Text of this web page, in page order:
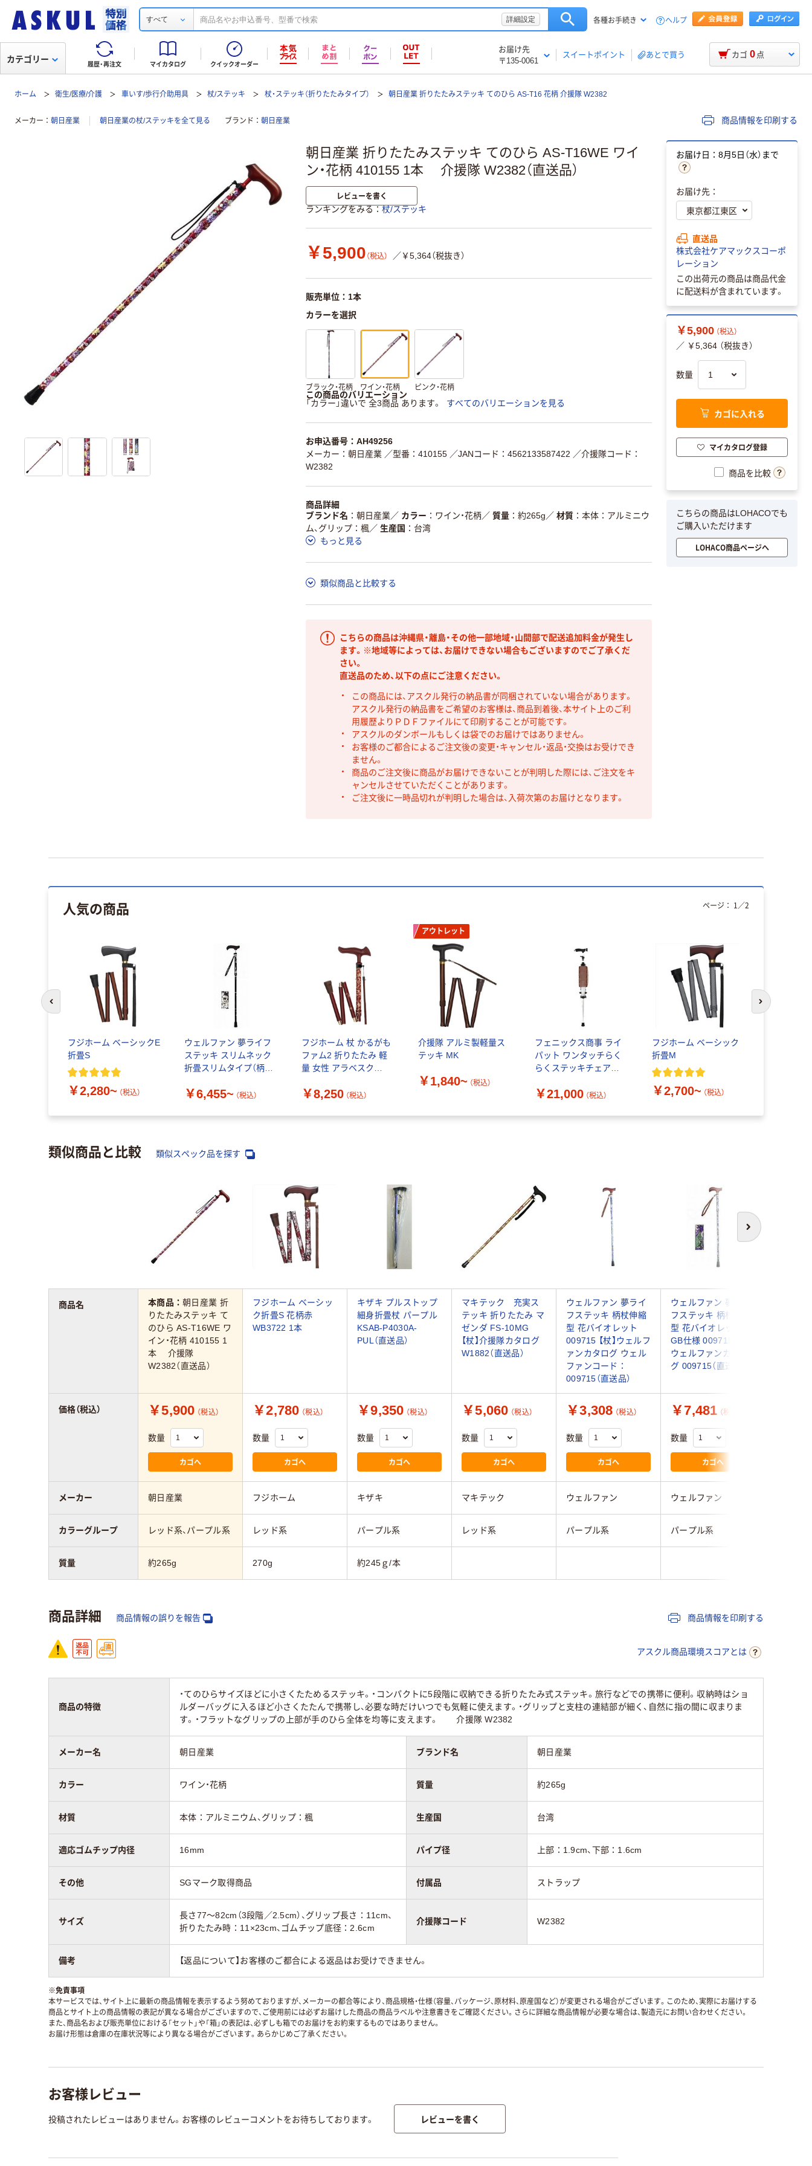
すべて 詳細設定 各種お手続き ヘルプ
履歴・再注文 マイカタログ クイックオーダー
お届け先
〒135-0061
スイートポイント あとで買う
カテゴリー カゴ 0 点
ホーム 衛生/医療/介護 車いす/歩行介助用具 杖/ステッキ 杖・ステッキ（折りたたみタイプ） 朝日産業 折りたたみステッキ てのひら AS-T16 花柄 介援隊 W2382
メーカー 朝日産業 朝日産業の杖/ステッキを全て見る ブランド 朝日産業 商品情報を印刷する
朝日産業 折りたたみステッキ てのひら AS-T16WE ワイ
ン・花柄 410155 1本 介援隊 W2382（直送品）
レビューを書く
ランキングをみる 杖/ステッキ
￥5,900 （税込） ／￥5,364（税抜き）
販売単位：1本
カラーを選択
ブラック・花柄 ワイン・花柄 ピンク・花柄
この商品のバリエーション
「カラー」違いで 全3商品 あります。
すべてのバリエーションを見る
お申込番号：AH49256
メーカー：朝日産業 ／型番：410155 ／JANコード：4562133587422 ／介援隊コード：
W2382
商品詳細
ブランド名
朝日産業 ／ カラー ワイン・花柄／ 質量 約265g ／ 材質
本体：アルミニウ
ム、グリップ：楓／ 生産国
台湾
もっと見る
類似商品と比較する
こちらの商品は沖縄県・離島・その他一部地域・山間部で配送追加料金が発生し
ます。※地域等によっては、お届けできない場合もございますのでご了承くだ
さい。
直送品のため、以下の点にご注意ください。
この商品には、アスクル発行の納品書が同梱されていない場合があります。
アスクル発行の納品書をご希望のお客様は、商品到着後、本サイト上のご利
用履歴よりＰＤＦファイルにて印刷することが可能です。
アスクルのダンボールもしくは袋でのお届けではありません。
お客様のご都合によるご注文後の変更・キャンセル・返品・交換はお受けでき
ません。
商品のご注文後に商品がお届けできないことが判明した際には、ご注文をキ
ャンセルさせていただくことがあります。
ご注文後に一時品切れが判明した場合は、入荷次第のお届けとなります。
お届け日：8月5日（水）まで
お届け先：
直送品
株式会社ケアマックスコーポ
レーション
この出荷元の商品は商品代金
に配送料が含まれています。
￥5,900 （税込）
／ ￥5,364 （税抜き）
数量
カゴに入れる
マイカタログ登録
商品を比較
こちらの商品はLOHACOでも
ご購入いただけます
LOHACO商品ページへ
人気の商品
フジホーム ベーシックE
折畳S
￥2,280~ （税込）
ウェルファン 夢ライフ
ステッキ スリムネック
折畳スリムタイプ（柄）
009735
￥6,455~ （税込）
フジホーム 杖 かるがも
ファム2 折りたたみ 軽
量 女性 アラベスク
￥8,250 （税込）
アウトレット
介援隊 アルミ製軽量ス
テッキ MK
￥1,840~ （税込）
フェニックス商事 ライ
パット ワンタッチらく
らくステッキチェア
（直送品）
￥21,000 （税込）
フジホーム ベーシック
折畳M
￥2,700~ （税込）
ページ： 1 ／2
前のスライドへ 次のスライド
類似商品と比較 類似スペック品を探す
次へ
本商品：朝日産業 折
りたたみステッキ て
のひら AS-T16WE ワ
イン・花柄 410155 1
本 介援隊
W2382（直送品）
フジホーム ベーシッ
ク折畳S 花柄赤
WB3722 1本
キザキ プルストップ
細身折畳杖 パープル
KSAB-P4030A-
PUL（直送品）
マキテック 充実ス
テッキ 折りたたみ マ
ゼンダ FS-10MG
【杖】介援隊カタログ
W1882（直送品）
ウェルファン 夢ライ
フステッキ 柄杖伸縮
型 花バイオレット
009715 【杖】ウェルフ
ァンカタログ ウェル
ファンコード：
009715（直送品）
ウェルファン 夢ライ
フステッキ 柄杖伸縮
型 花バイオレット
GB仕様 009715 【杖】
ウェルファンカタロ
グ 009715（直送品）
￥5,900 （税込）
数量
カゴへ
￥2,780 （税込）
数量
カゴへ
￥9,350 （税込）
数量
カゴへ
￥5,060 （税込）
数量
カゴへ
￥3,308 （税込）
数量
カゴへ
￥7,481 （税込）
数量
カゴへ
朝日産業 フジホーム キザキ マキテック ウェルファン ウェルファン
レッド系、パープル系 レッド系 パープル系 レッド系 パープル系 パープル系
約265g 270g 約245ｇ/本
商品名
価格（税込）
メーカー
カラーグループ
質量
商品詳細 商品情報の誤りを報告 商品情報を印刷する
アスクル商品環境スコアとは
商品の特徴
・てのひらサイズほどに小さくたためるステッキ。・コンパクトに5段階に収納できる折りたたみ式ステッキ。旅行などでの携帯に便利。収納時はショ
ルダーバッグに入るほど小さくたたんで携帯し、必要な時だけいつでも気軽に使えます。・グリップと支柱の連結部が細く、自然に指の間に収まりま
す。・フラットなグリップの上部が手のひら全体を均等に支えます。 介援隊 W2382
メーカー名 朝日産業 ブランド名 朝日産業
カラー ワイン・花柄 質量 約265g
材質 本体：アルミニウム、グリップ：楓 生産国 台湾
適応ゴムチップ内径 16mm パイプ径 上部：1.9cm、下部：1.6cm
その他 SGマーク取得商品 付属品 ストラップ
サイズ
長さ77～82cm（3段階／2.5cm）、グリップ長さ：11cm、
折りたたみ時：11×23cm、ゴムチップ底径：2.6cm
介援隊コード W2382
備考 【返品について】お客様のご都合による返品はお受けできません。
※免責事項
本サービスでは、サイト上に最新の商品情報を表示するよう努めておりますが、メーカーの都合等により、商品規格・仕様（容量、パッケージ、原材料、原産国など）が変更される場合がございます。このため、実際にお届けする
商品とサイト上の商品情報の表記が異なる場合がございますので、ご使用前には必ずお届けした商品の商品ラベルや注意書きをご確認ください。さらに詳細な商品情報が必要な場合は、製造元にお問い合わせください。
また、商品名および販売単位における「セット」や「箱」の表記は、必ずしも箱でのお届けをお約束するものではありません。
お届け形態は倉庫の在庫状況等により異なる場合がございます。あらかじめご了承ください。
お客様レビュー
投稿されたレビューはありません。お客様のレビューコメントをお待ちしております。 レビューを書く